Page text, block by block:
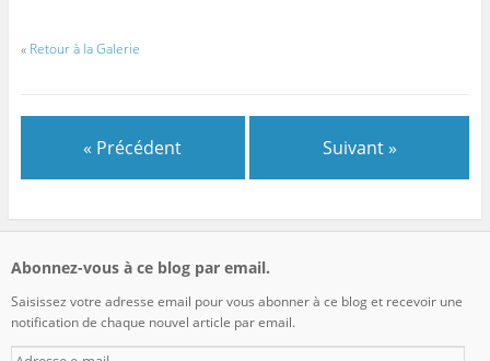
« Retour à la Galerie
« Précédent Suivant »
Abonnez-vous à ce blog par email.
Saisissez votre adresse email pour vous abonner à ce blog et recevoir une
notification de chaque nouvel article par email.
Adresse